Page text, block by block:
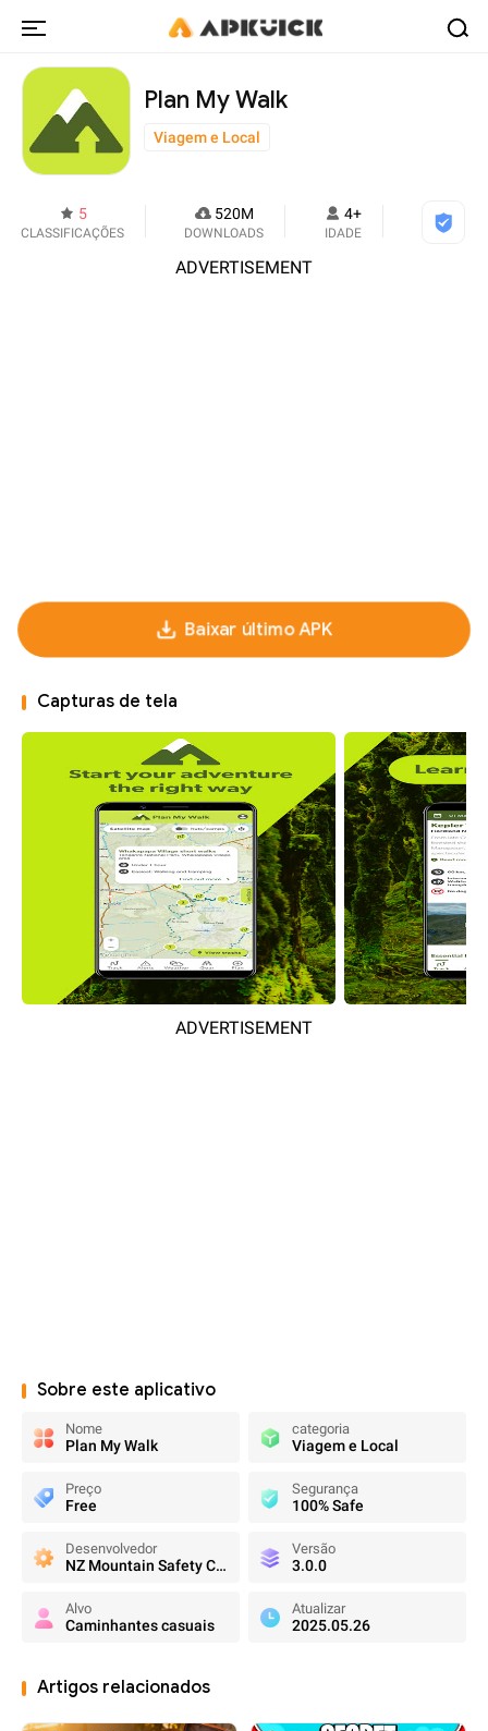
Plan My Walk
Viagem e Local
5
CLASSIFICAÇÕES
520M
DOWNLOADS
4+
IDADE
ADVERTISEMENT
Baixar último APK
Capturas de tela
ADVERTISEMENT
Sobre este aplicativo
Nome
Plan My Walk
categoria
Viagem e Local
Preço
Free
Segurança
100% Safe
Desenvolvedor
NZ Mountain Safety Council
Versão
3.0.0
Alvo
Caminhantes casuais
Atualizar
2025.05.26
Artigos relacionados